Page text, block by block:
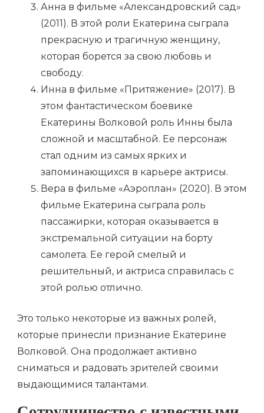
Анна в фильме «Александровский сад»
(2011). В этой роли Екатерина сыграла
прекрасную и трагичную женщину,
которая борется за свою любовь и
свободу.
Инна в фильме «Притяжение» (2017). В
этом фантастическом боевике
Екатерины Волковой роль Инны была
сложной и масштабной. Ее персонаж
стал одним из самых ярких и
запоминающихся в карьере актрисы.
Вера в фильме «Аэроплан» (2020). В этом
фильме Екатерина сыграла роль
пассажирки, которая оказывается в
экстремальной ситуации на борту
самолета. Ее герой смелый и
решительный, и актриса справилась с
этой ролью отлично.
Это только некоторые из важных ролей,
которые принесли признание Екатерине
Волковой. Она продолжает активно
сниматься и радовать зрителей своими
выдающимися талантами.